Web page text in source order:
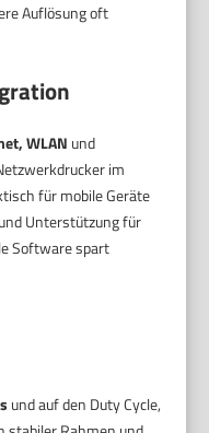
Auflösung oft
WLAN und
im
für mobile Geräte
Unterstützung für
Software spart
und auf den Duty Cycle,